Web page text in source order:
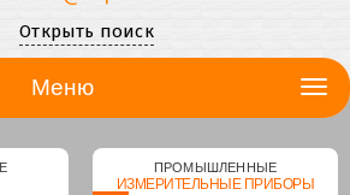
Открыть поиск
Меню
ПРОМЫШЛЕННЫЕ
ИЗМЕРИТЕЛЬНЫЕ ПРИБОРЫ